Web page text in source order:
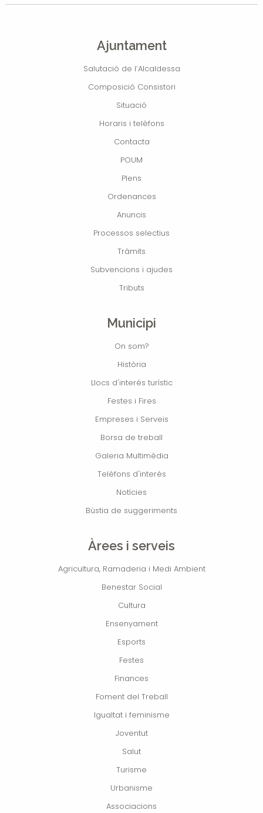
Ajuntament
Salutació de l’Alcaldessa
Composició Consistori
Situació
Horaris i telèfons
Contacta
POUM
Plens
Ordenances
Anuncis
Processos selectius
Tràmits
Subvencions i ajudes
Tributs
Municipi
On som?
Història
Llocs d'interés turístic
Festes i Fires
Empreses i Serveis
Borsa de treball
Galeria Multimèdia
Telèfons d'interés
Notícies
Bústia de suggeriments
Àrees i serveis
Agricultura, Ramaderia i Medi Ambient
Benestar Social
Cultura
Ensenyament
Esports
Festes
Finances
Foment del Treball
Igualtat i feminisme
Joventut
Salut
Turisme
Urbanisme
Associacions